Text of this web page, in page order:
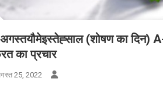
(शोषण का दिन) A-
का प्रचार
25, 2022